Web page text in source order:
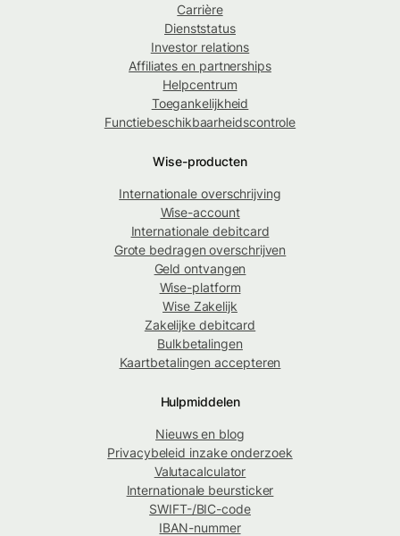
Carrière
Dienststatus
Investor relations
Affiliates en partnerships
Helpcentrum
Toegankelijkheid
Functiebeschikbaarheidscontrole
Wise-producten
Internationale overschrijving
Wise-account
Internationale debitcard
Grote bedragen overschrijven
Geld ontvangen
Wise-platform
Wise Zakelijk
Zakelijke debitcard
Bulkbetalingen
Kaartbetalingen accepteren
Hulpmiddelen
Nieuws en blog
Privacybeleid inzake onderzoek
Valutacalculator
Internationale beursticker
SWIFT-/BIC-code
IBAN-nummer